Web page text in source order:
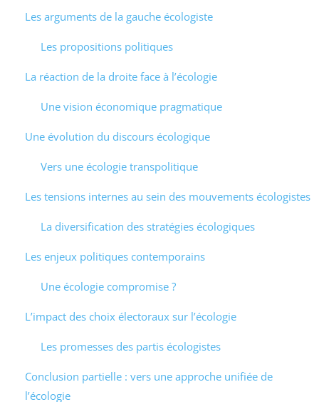
Les arguments de la gauche écologiste
Les propositions politiques
La réaction de la droite face à l’écologie
Une vision économique pragmatique
Une évolution du discours écologique
Vers une écologie transpolitique
Les tensions internes au sein des mouvements écologistes
La diversification des stratégies écologiques
Les enjeux politiques contemporains
Une écologie compromise ?
L’impact des choix électoraux sur l’écologie
Les promesses des partis écologistes
Conclusion partielle : vers une approche unifiée de
l’écologie